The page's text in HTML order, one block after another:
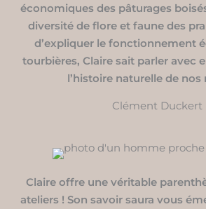
économiques des pâturages
diversité de flore et faune des
d’expliquer le fonctionnement
tourbières, Claire sait parler avec
l’histoire naturelle de nos
Clément Duckert
Claire offre une véritable
ateliers ! Son savoir saura vous